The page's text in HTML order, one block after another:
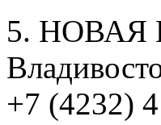
5.
+7 (4232)